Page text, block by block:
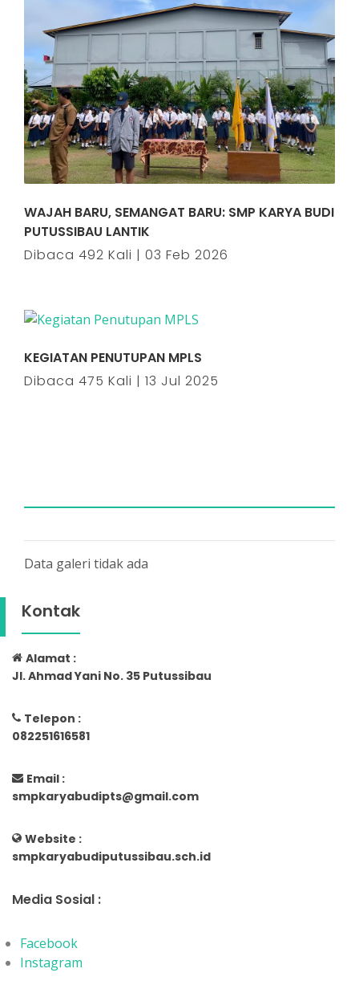
WAJAH BARU, SEMANGAT BARU: SMP KARYA BUDI
PUTUSSIBAU LANTIK
Dibaca 492 Kali | 03 Feb 2026
KEGIATAN PENUTUPAN MPLS
Dibaca 475 Kali | 13 Jul 2025
Data galeri tidak ada
Kontak
Alamat :
Jl. Ahmad Yani No. 35 Putussibau
Telepon :
082251616581
Email :
smpkaryabudipts@gmail.com
Website :
smpkaryabudiputussibau.sch.id
Media Sosial :
Facebook
Instagram